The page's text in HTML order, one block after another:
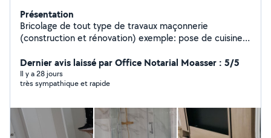
Présentation
Bricolage de tout type de travaux maçonnerie
(construction et rénovation) exemple: pose de cuisine
placard, paroi de douche, vasque, tringle, suspension,
rénovation de salle de bain, carrelage,pose et
rénovation de parquet, peinture, pose de briques et
Dernier avis laissé par Office Notarial Moasser : 5/5
Il y a 28 jours
très sympathique et rapide